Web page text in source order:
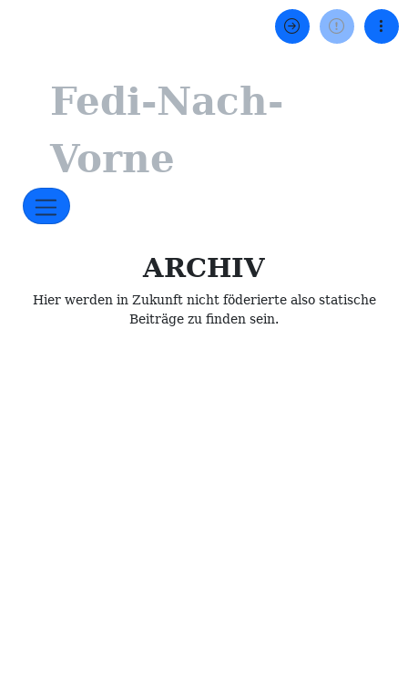
Fedi-Nach-
Vorne
ARCHIV
Hier werden in Zukunft nicht föderierte also statische
Beiträge zu finden sein.